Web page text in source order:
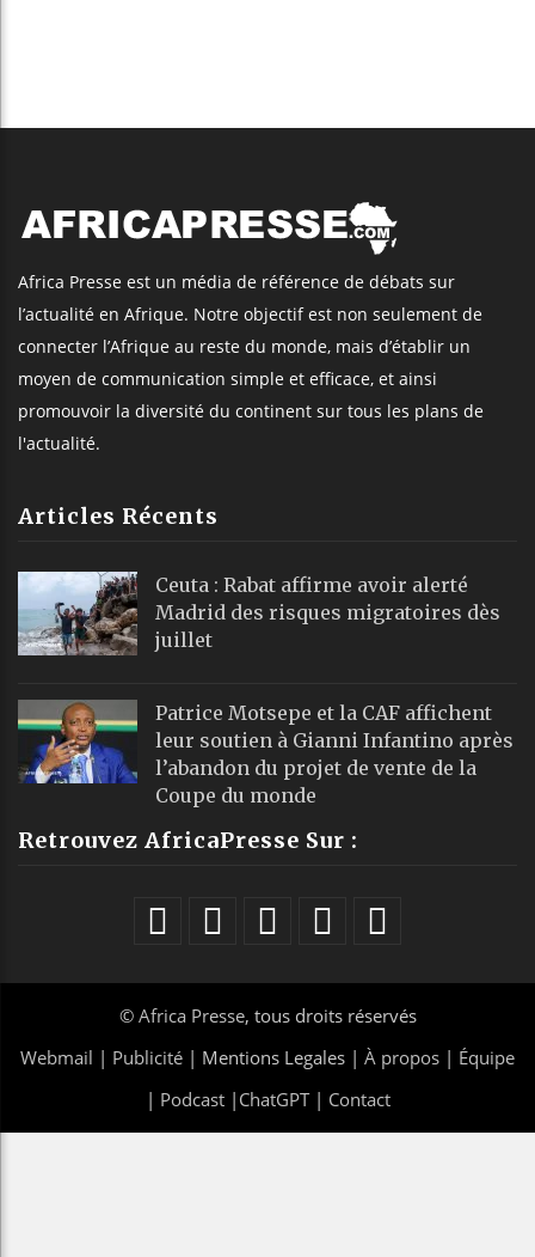
Africa Presse est un média de référence de débats sur
l’actualité en Afrique. Notre objectif est non seulement de
connecter l’Afrique au reste du monde, mais d’établir un
moyen de communication simple et efficace, et ainsi
promouvoir la diversité du continent sur tous les plans de
l'actualité.
Articles Récents
Ceuta : Rabat affirme avoir alerté
Madrid des risques migratoires dès
juillet
Patrice Motsepe et la CAF affichent
leur soutien à Gianni Infantino après
l’abandon du projet de vente de la
Coupe du monde
Retrouvez AfricaPresse Sur :
© Africa Presse, tous droits réservés
Webmail | Publicité | Mentions Legales | À propos | Équipe
| Podcast| ChatGPT| Contact